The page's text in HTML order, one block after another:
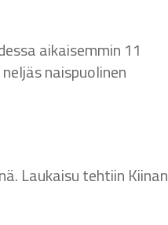
aikaisemmin 11
naispuolinen
Laukaisu tehtiin Kiinan